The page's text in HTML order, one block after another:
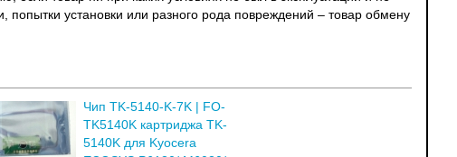
попытки установки или разного рода повреждений – товар обмену
Чип TK-5140-K-7K | FO-
TK5140K картриджа TK-
5140K для Kyocera